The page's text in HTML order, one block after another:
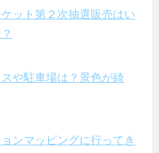
ット第２次抽選販売はい
や駐車場は？景色が綺
ンマッピングに行ってき